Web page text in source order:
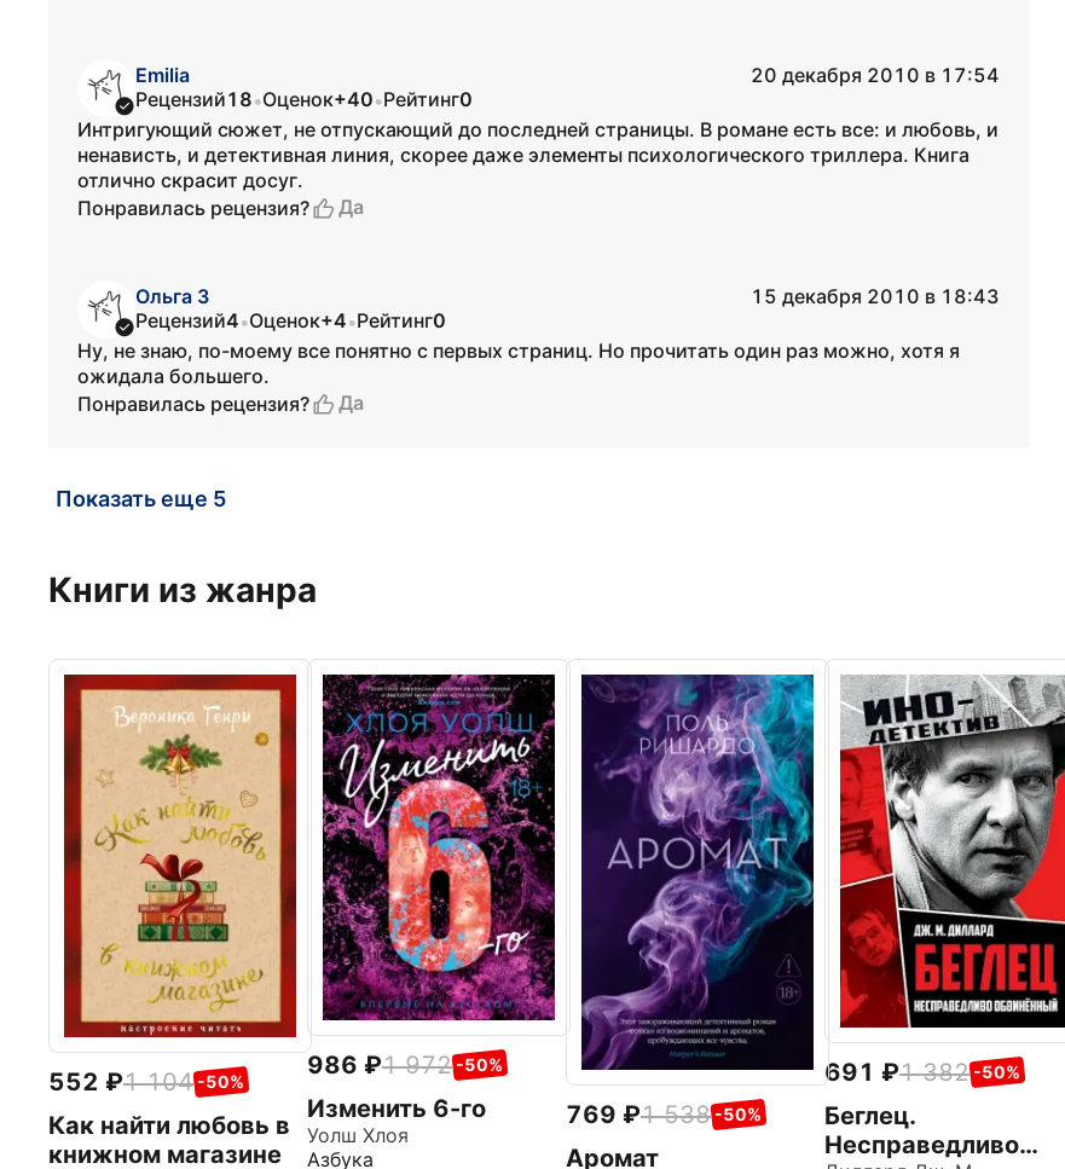
Emilia
20 декабря 2010 в 17:54
Рецензий18•Оценок+40•Рейтинг0
Интригующий сюжет, не отпускающий до последней страницы. В романе есть все: и любовь, и
ненависть, и детективная линия, скорее даже элементы психологического триллера. Книга
отлично скрасит досуг.
Понравилась рецензия?
Да
Ольга З
15 декабря 2010 в 18:43
Рецензий4•Оценок+4•Рейтинг0
Ну, не знаю, по-моему все понятно с первых страниц. Но прочитать один раз можно, хотя я
ожидала большего.
Понравилась рецензия?
Да
Показать еще 5
Книги из жанра
552 1 104 -50%
Как найти любовь в
книжном магазине
986 1 972 -50%
Изменить 6-го
Уолш Хлоя
Азбука
769 1 538 -50%
Аромат
691 1 382 -50%
Беглец.
Несправедливо